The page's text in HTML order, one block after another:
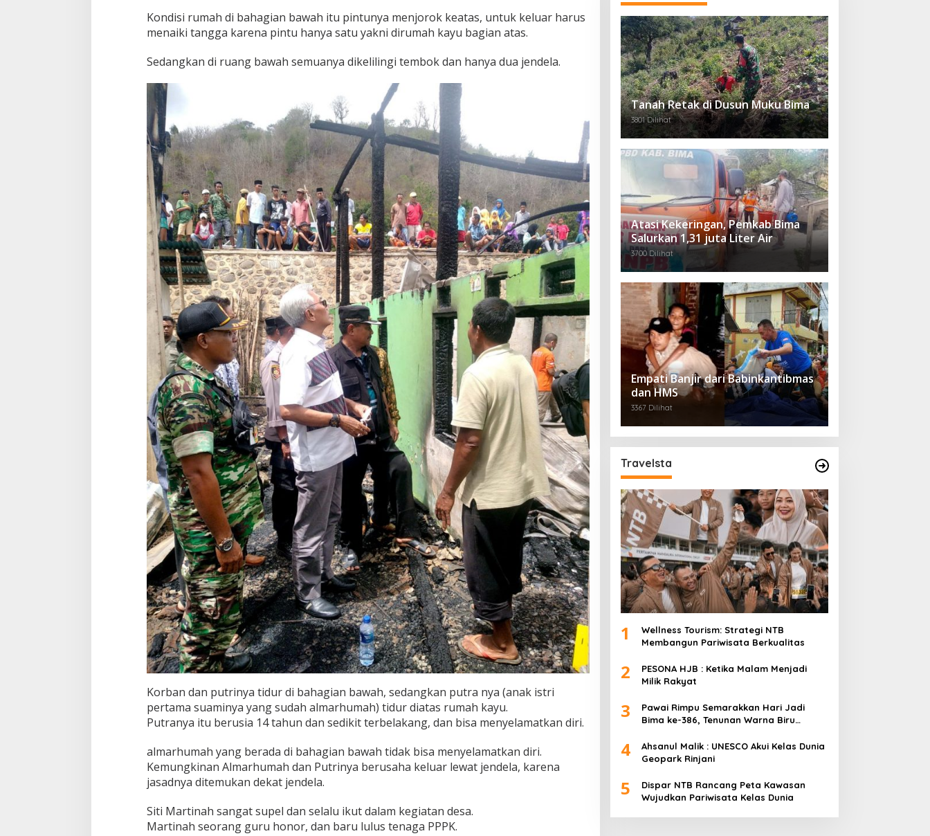
Kondisi rumah di bahagian bawah itu pintunya menjorok keatas, untuk keluar harus
menaiki tangga karena pintu hanya satu yakni dirumah kayu bagian atas.
Sedangkan di ruang bawah semuanya dikelilingi tembok dan hanya dua jendela.
Korban dan putrinya tidur di bahagian bawah, sedangkan putra nya (anak istri
pertama suaminya yang sudah almarhumah) tidur diatas rumah kayu.
Putranya itu berusia 14 tahun dan sedikit terbelakang, dan bisa menyelamatkan diri.
almarhumah yang berada di bahagian bawah tidak bisa menyelamatkan diri.
Kemungkinan Almarhumah dan Putrinya berusaha keluar lewat jendela, karena
jasadnya ditemukan dekat jendela.
Siti Martinah sangat supel dan selalu ikut dalam kegiatan desa.
Martinah seorang guru honor, dan baru lulus tenaga PPPK.
Tanah Retak di Dusun Muku Bima
3801 Dilihat
Atasi Kekeringan, Pemkab Bima
Salurkan 1,31 juta Liter Air
3700 Dilihat
Empati Banjir dari Babinkantibmas
dan HMS
3367 Dilihat
Travelsta
1
Wellness Tourism: Strategi NTB
Membangun Pariwisata Berkualitas
2
PESONA HJB : Ketika Malam Menjadi
Milik Rakyat
3
Pawai Rimpu Semarakkan Hari Jadi
Bima ke-386, Tenunan Warna Biru
4
Ahsanul Malik : UNESCO Akui Kelas Dunia
Geopark Rinjani
5
Dispar NTB Rancang Peta Kawasan
Wujudkan Pariwisata Kelas Dunia